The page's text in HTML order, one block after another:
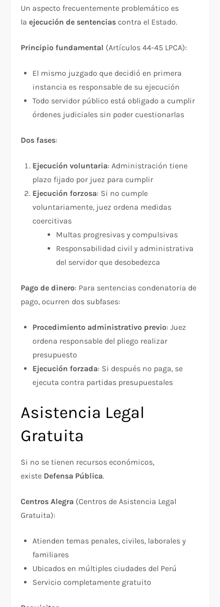
Un aspecto frecuentemente problemático es
laejecución de sentencias contra el Estado.​
Principio fundamental (Artículos 44-45 LPCA):​
El mismo juzgado que decidió en primera
instancia es responsable de su ejecución
Todo servidor público está obligado a cumplir
órdenes judiciales sin poder cuestionarlas
Dos fases:​
Ejecución voluntaria: Administración tiene
plazo fijado por juez para cumplir
Ejecución forzosa: Si no cumple
voluntariamente, juez ordena medidas
coercitivas
Multas progresivas y compulsivas
Responsabilidad civil y administrativa
del servidor que desobedezca
Pago de dinero: Para sentencias condenatoria de
pago, ocurren dos subfases:​
Procedimiento administrativo previo: Juez
ordena responsable del pliego realizar
presupuesto
Ejecución forzada: Si después no paga, se
ejecuta contra partidas presupuestales
Asistencia Legal
Gratuita
Si no se tienen recursos económicos,
existe Defensa Pública.​
Centros Alegra (Centros de Asistencia Legal
Gratuita):
Atienden temas penales, civiles, laborales y
familiares
Ubicados en múltiples ciudades del Perú
Servicio completamente gratuito